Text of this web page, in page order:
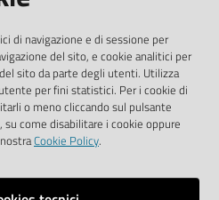
di navigazione e di sessione per
del sito, e cookie analitici per
sito da parte degli utenti. Utilizza
per fini statistici. Per i cookie di
o meno cliccando sul pulsante
come disabilitare i cookie oppure
Cookie Policy.